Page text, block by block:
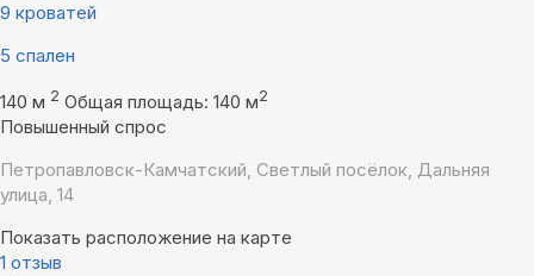
9 кроватей
5 спален
140 м 2 Общая площадь: 140 м2
Повышенный спрос
Петропавловск-Камчатский, Светлый посёлок, Дальняя
улица, 14
Показать расположение на карте
1 отзыв